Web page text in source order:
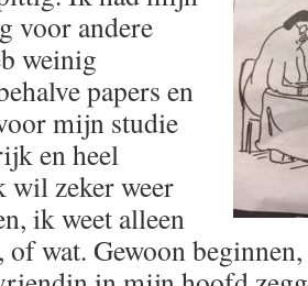
voor andere
weinig
papers en
mijn studie
en heel
wil zeker weer
ik weet alleen
of wat. Gewoon